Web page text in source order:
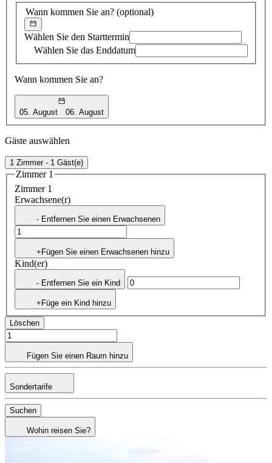
Wann kommen Sie an? (optional)
Wählen Sie den Starttermin
Wählen Sie das Enddatum
Wann kommen Sie an?
05. August 06. August
Gäste auswählen
1 Zimmer - 1 Gäst(e)
Zimmer 1
Zimmer 1
Erwachsene(r)
- Entfernen Sie einen Erwachsenen
+Fügen Sie einen Erwachsenen hinzu
Kind(er)
- Entfernen Sie ein Kind
+Füge ein Kind hinzu
Löschen
Fügen Sie einen Raum hinzu
Sondertarife
Suchen
Wohin reisen Sie?